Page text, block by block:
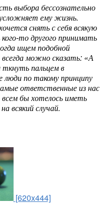
выбора бессознательно
ему жизнь.
снять с себя всякую
то другого принимать
ищем подобной
всегда можно сказать: «А
пальцем в
люди по такому принципу
ответственные из нас
бы хотелось иметь
всякий случай.
[620x444]